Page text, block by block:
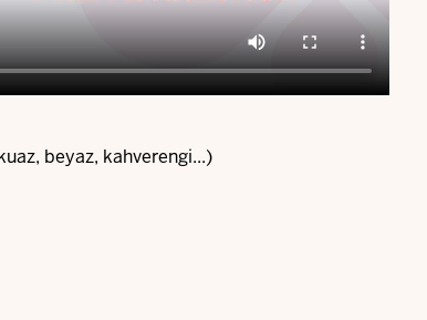
beyaz, kahverengi...)